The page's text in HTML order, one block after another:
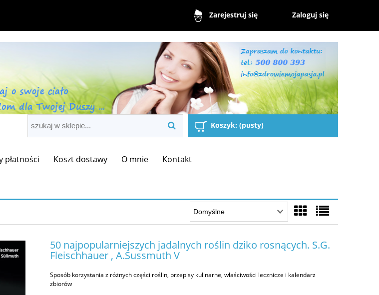
Zarejestruj się Zaloguj się
Koszyk: (pusty)
płatności Koszt dostawy O mnie Kontakt
50 najpopularniejszych jadalnych roślin dziko rosnących. S.G.
Fleischhauer , A.Sussmuth V
Sposób korzystania z różnych części roślin, przepisy kulinarne, właściwości lecznicze i kalendarz
zbiorów